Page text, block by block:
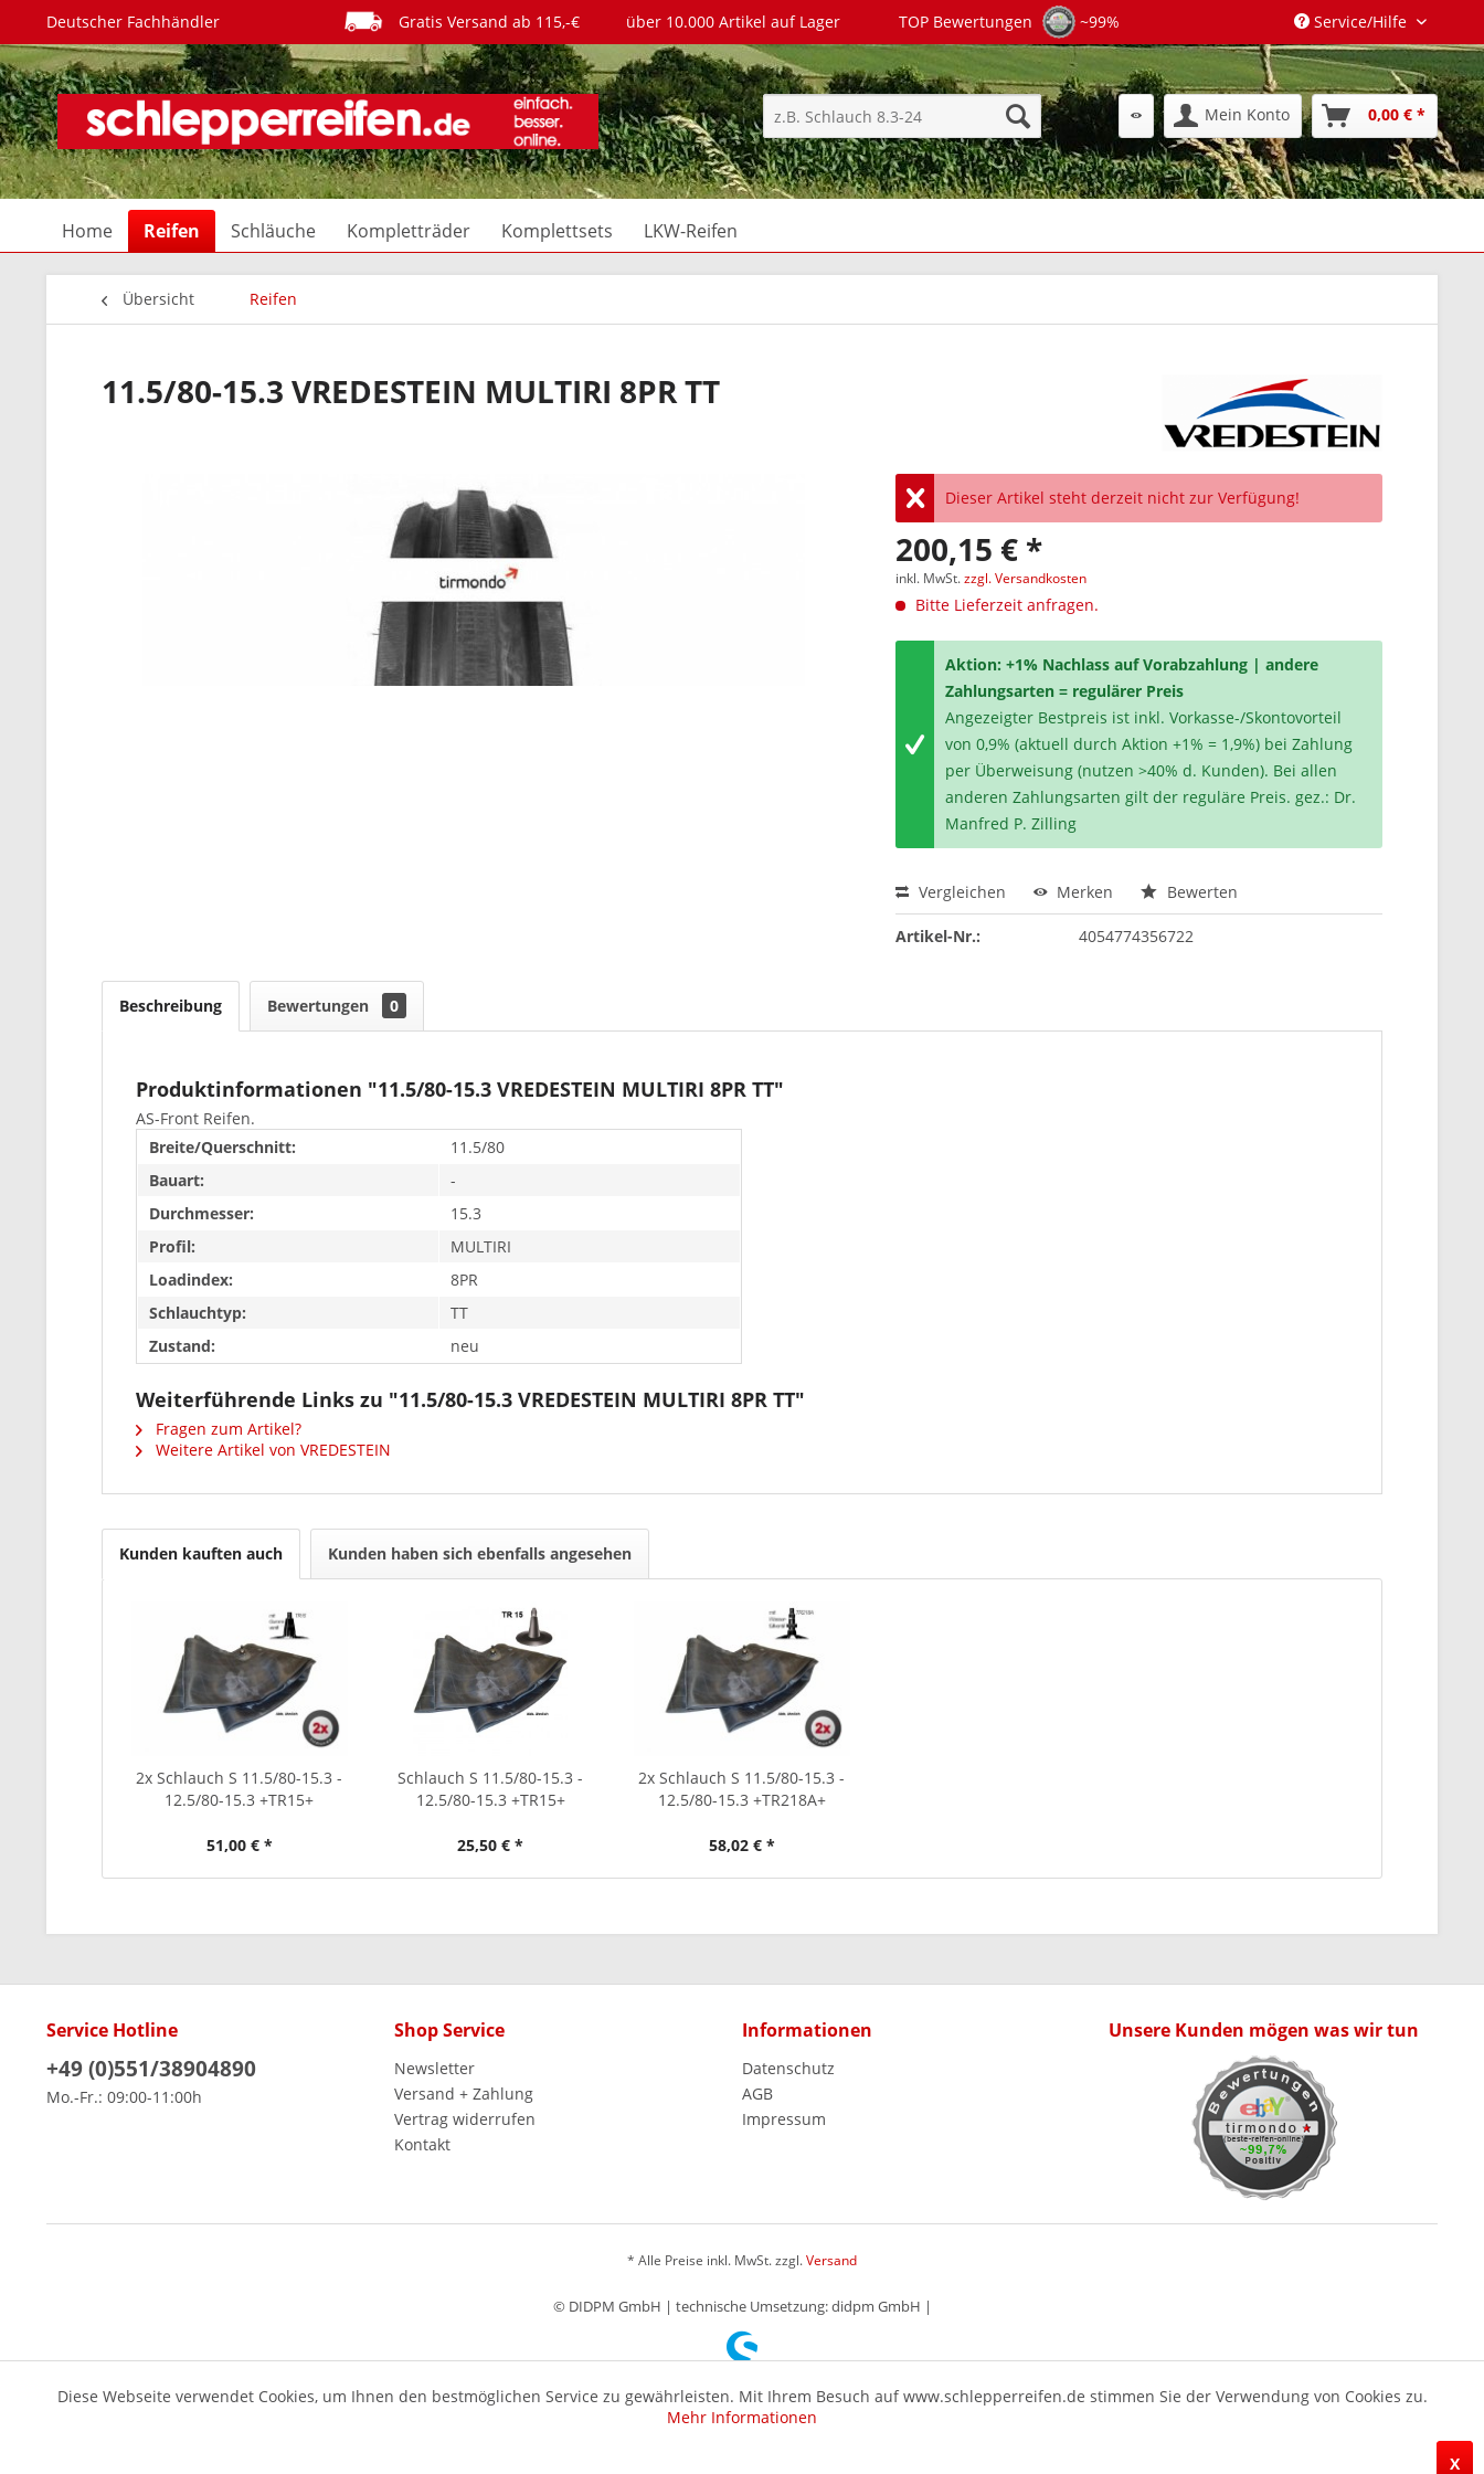
Deutscher Fachhändler Gratis Versand ab 115,-€ über 10.000 Artikel auf Lager TOP Bewertungen ~99% Service/Hilfe
Mein Konto 0,00 € *
Home Reifen Schläuche Kompletträder Komplettsets LKW-Reifen
Übersicht Reifen
11.5/80-15.3 VREDESTEIN MULTIRI 8PR TT
Dieser Artikel steht derzeit nicht zur Verfügung!
200,15 € *
inkl. MwSt.zzgl. Versandkosten
Bitte Lieferzeit anfragen.
Aktion: +1% Nachlass auf Vorabzahlung | andere
Zahlungsarten = regulärer Preis
Angezeigter Bestpreis ist inkl. Vorkasse-/Skontovorteil
von 0,9% (aktuell durch Aktion +1% = 1,9%) bei Zahlung
per Überweisung (nutzen >40% d. Kunden). Bei allen
anderen Zahlungsarten gilt der reguläre Preis. gez.: Dr.
Manfred P. Zilling
Vergleichen Merken Bewerten
Artikel-Nr.: 4054774356722
Beschreibung Bewertungen 0
Produktinformationen "11.5/80-15.3 VREDESTEIN MULTIRI 8PR TT"
AS-Front Reifen.
Breite/Querschnitt:
11.5/80
Bauart:
-
Durchmesser:
15.3
Profil:
MULTIRI
Loadindex:
8PR
Schlauchtyp:
TT
Zustand:
neu
Weiterführende Links zu "11.5/80-15.3 VREDESTEIN MULTIRI 8PR TT"
Fragen zum Artikel?
Weitere Artikel von VREDESTEIN
Kunden kauften auch Kunden haben sich ebenfalls angesehen
2x Schlauch S 11.5/80-15.3 -
12.5/80-15.3 +TR15+
51,00 € *
Schlauch S 11.5/80-15.3 -
12.5/80-15.3 +TR15+
25,50 € *
2x Schlauch S 11.5/80-15.3 -
12.5/80-15.3 +TR218A+
58,02 € *
Service Hotline
+49 (0)551/38904890
Mo.-Fr.: 09:00-11:00h
Shop Service
Newsletter
Versand + Zahlung
Vertrag widerrufen
Kontakt
Informationen
Datenschutz
AGB
Impressum
Unsere Kunden mögen was wir tun
* Alle Preise inkl. MwSt. zzgl.Versand
© DIDPM GmbH | technische Umsetzung: didpm GmbH |
Diese Webseite verwendet Cookies, um Ihnen den bestmöglichen Service zu gewährleisten. Mit Ihrem Besuch auf www.schlepperreifen.de stimmen Sie der Verwendung von Cookies zu.
Mehr Informationen
X